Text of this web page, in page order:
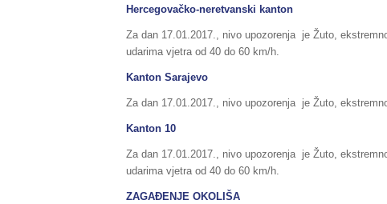
Hercegovačko-neretvanski kanton
Za dan 17.01.2017., nivo upozorenja je Žuto,
udarima vjetra od 40 do 60 km/h.
Kanton Sarajevo
Za dan 17.01.2017., nivo upozorenja je Žuto,
Kanton 10
Za dan 17.01.2017., nivo upozorenja je Žuto,
udarima vjetra od 40 do 60 km/h.
ZAGAĐENJE OKOLIŠA